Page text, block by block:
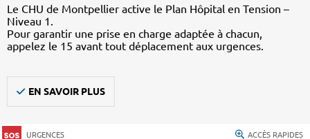
Le CHU de Montpellier active le Plan Hôpital en Tension –
Niveau 1.
Pour garantir une prise en charge adaptée à chacun,
appelez le 15 avant tout déplacement aux urgences.
EN SAVOIR PLUS
URGENCES ACCÈS RAPIDES